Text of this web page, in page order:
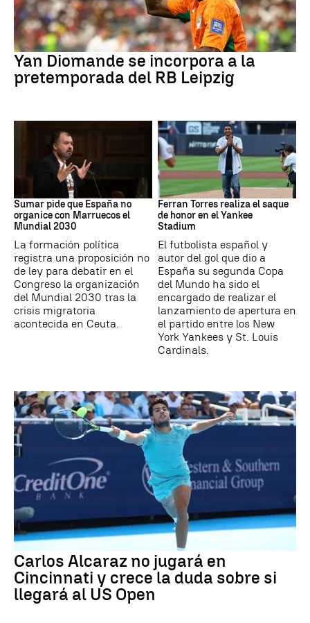
Fútbol
Yan Diomande se incorpora a la
pretemporada del RB Leipzig
Sumar pide que España no
organice con Marruecos el
Mundial 2030
La formación política
registra una proposición no
de ley para debatir en el
Congreso la organización
del Mundial 2030 tras la
crisis migratoria
acontecida en Ceuta.
MLB
Ferran Torres realiza el saque
de honor en el Yankee
Stadium
El futbolista español y
autor del gol que dio a
España su segunda Copa
del Mundo ha sido el
encargado de realizar el
lanzamiento de apertura en
el partido entre los New
York Yankees y St. Louis
Cardinals.
Carlos Alcaraz no jugará en
Cincinnati y crece la duda sobre si
llegará al US Open